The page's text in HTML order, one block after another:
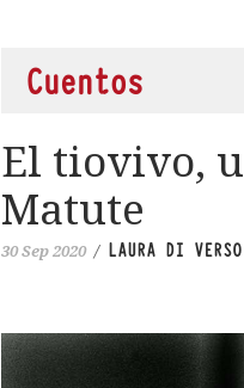
Cuentos
El tiovivo,
Matute
30 Sep 2020 / LAURA DI VERSO